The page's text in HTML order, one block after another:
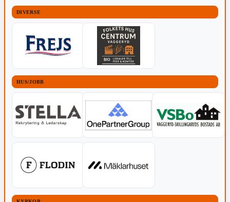
DIVERSE
HUS/JOBB